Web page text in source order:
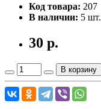
Код товара: 207
В наличии: 5 шт.
30 р.
В корзину